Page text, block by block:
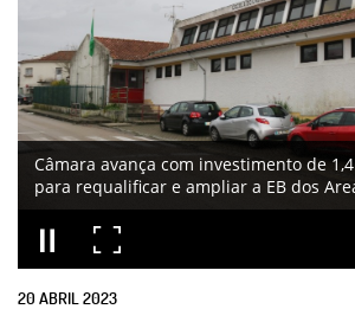
Câmara avança com investimento de
para requalificar e ampliar a EB dos
20 ABRIL 2023